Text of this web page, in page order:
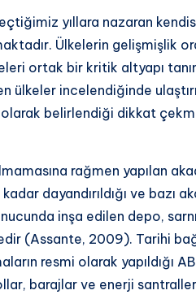
yıllara nazaran
Ülkelerin gelişmişlik
ortak bir kritik altyapı
ülkeler incelendiğinde
belirlendiği dikkat
rağmen yapılan
dayandırıldığı ve bazı
inşa edilen depo,
(Assante, 2009). Tarihi
resmi olarak yapıldığı
barajlar ve enerji